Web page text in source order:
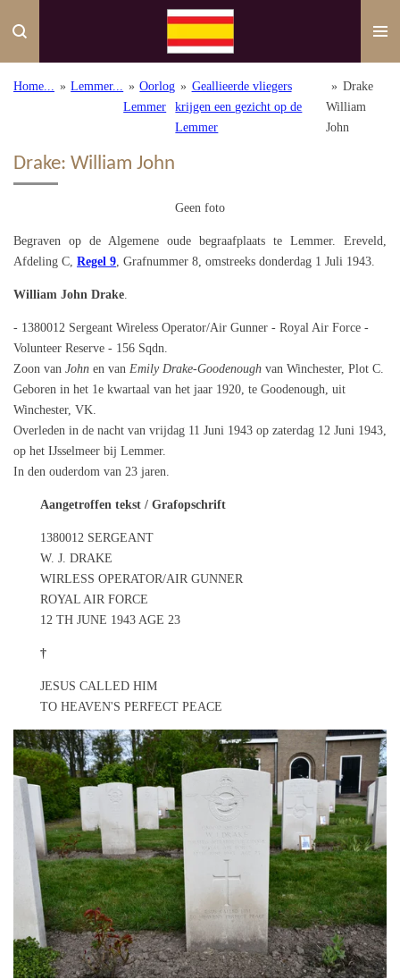
direct
de
Home... » Lemmer... » Oorlog
Lemmer
» Geallieerde vliegers
krijgen een gezicht op de
Lemmer
» Drake
William
John
Drake: William John
Geen foto
Begraven op de Algemene oude begraafplaats te Lemmer. Ereveld,
Afdeling C, Regel 9, Grafnummer 8, omstreeks donderdag 1 Juli 1943.
William John Drake.
- 1380012 Sergeant Wireless Operator/Air Gunner - Royal Air Force -
Volunteer Reserve - 156 Sqdn.
Zoon van John en van Emily Drake-Goodenough van Winchester, Plot C.
Geboren in het 1e kwartaal van het jaar 1920, te Goodenough, uit
Winchester, VK.
Overleden in de nacht van vrijdag 11 Juni 1943 op zaterdag 12 Juni 1943,
op het IJsselmeer bij Lemmer.
In den ouderdom van 23 jaren.
Aangetroffen tekst / Grafopschrift
1380012 SERGEANT
W. J. DRAKE
WIRLESS OPERATOR/AIR GUNNER
ROYAL AIR FORCE
12 TH JUNE 1943 AGE 23
†
JESUS CALLED HIM
TO HEAVEN'S PERFECT PEACE